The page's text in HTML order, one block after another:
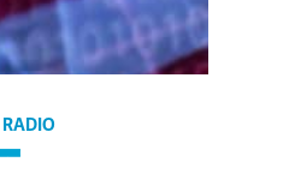
RADIO